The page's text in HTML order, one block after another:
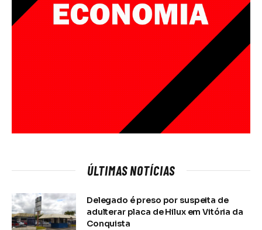
ÚLTIMAS NOTÍCIAS
Delegado é preso por suspeita de
adulterar placa de Hilux em Vitória da
Conquista